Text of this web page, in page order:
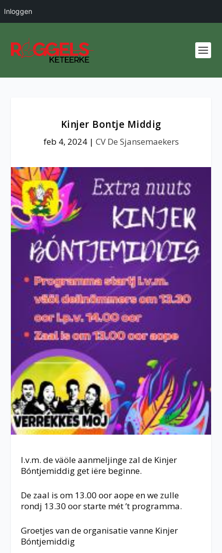
Inloggen
Kinjer Bontje Middig
feb 4, 2024| CV De Sjansemaekers
I.v.m. de väöle aanmeljinge zal de Kinjer
Bóntjemiddig get iëre beginne.
De zaal is om 13.00 oor aope en we zulle
rondj 13.30 oor starte mét ’t programma.
Groetjes van de organisatie vanne Kinjer
Bóntjemiddig